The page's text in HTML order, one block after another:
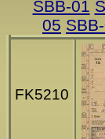
SBB-01
05
FK5210